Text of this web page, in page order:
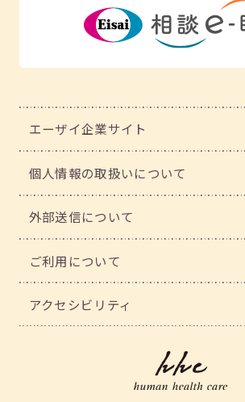
エーザイ企業サイト
個人情報の取扱いについて
外部送信について
ご利用について
アクセシビリティ